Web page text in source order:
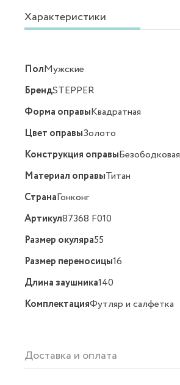
Характеристики
ПолМужские
БрендSTEPPER
Форма оправыКвадратная
Цвет оправыЗолото
Конструкция оправыБезободковая
Материал оправыТитан
СтранаГонконг
Артикул87368 F010
Размер окуляра55
Размер переносицы16
Длина заушника140
КомплектацияФутляр и салфетка
Доставка и оплата